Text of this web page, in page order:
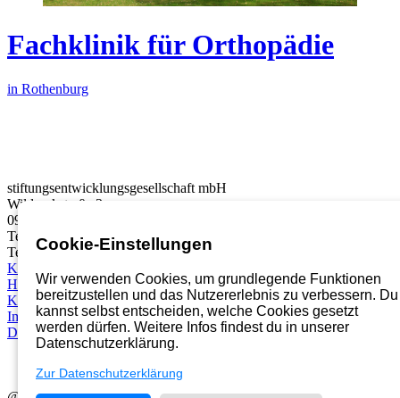
Fachklinik für Orthopädie
in Rothenburg
stiftungsentwicklungsgesellschaft mbH
Wildparkstraße 3
09247 Chemnitz
Telefon:
03722 46937 0
Telefax: 03722 49937 99
Karriereportal
Hinweisgebersystem
Kontakt
Impressum
Datenschutz
Cookie-Einstellungen
Wir verwenden Cookies, um grundlegende Funktionen
bereitzustellen und das Nutzererlebnis zu verbessern. Du
kannst selbst entscheiden, welche Cookies gesetzt
werden dürfen. Weitere Infos findest du in unserer
Datenschutzerklärung.
Zur Datenschutzerklärung